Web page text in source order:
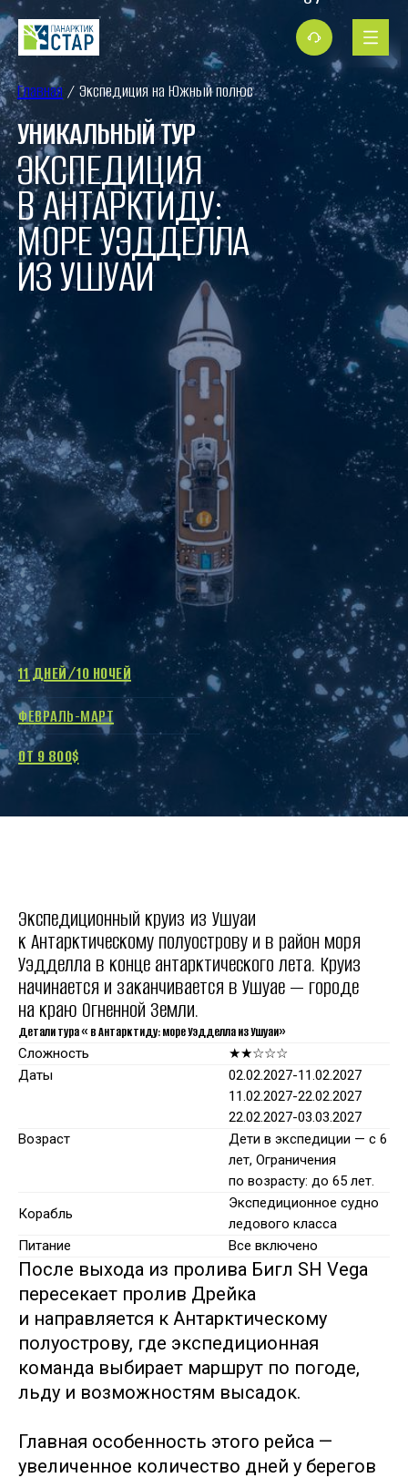
УНИКАЛЬНЫЙ ТУР
ЭКСПЕДИЦИЯ
В АНТАРКТИДУ:
МОРЕ УЭДДЕЛЛА
ИЗ УШУАИ
11 ДНЕЙ/10 НОЧЕЙ
ФЕВРАЛЬ-МАРТ
ОТ 9 800$
Главная / Экспедиция на Южный полюс
Экспедиционный круиз из Ушуаи
к Антарктическому полуострову и в район моря
Уэдделла в конце антарктического лета. Круиз
начинается и заканчивается в Ушуае — городе
на краю Огненной Земли.
Детали тура « в Антарктиду: море Уэдделла из Ушуаи»
Сложность
★★☆☆☆
Даты
02.02.2027-11.02.2027
11.02.2027-22.02.2027
22.02.2027-03.03.2027
Возраст
Дети в экспедиции — с 6
лет, Ограничения
по возрасту: до 65 лет.
Корабль
Экспедиционное судно
ледового класса
Питание
Все включено
После выхода из пролива Бигл SH Vega
пересекает пролив Дрейка
и направляется к Антарктическому
полуострову, где экспедиционная
команда выбирает маршрут по погоде,
льду и возможностям высадок.
Главная особенность этого рейса —
увеличенное количество дней у берегов